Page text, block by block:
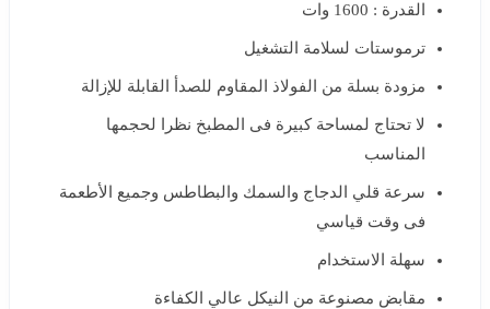
القدرة : 1600 وات
ترموستات لسلامة التشغيل
مزودة بسلة من الفولاذ المقاوم للصدأ القابلة للإزالة
لا تحتاج لمساحة كبيرة فى المطبخ نظرا لحجمها
المناسب
سرعة قلي الدجاج والسمك والبطاطس وجميع الأطعمة
فى وقت قياسي
سهلة الاستخدام
مقابض مصنوعة من النيكل عالي الكفاءة